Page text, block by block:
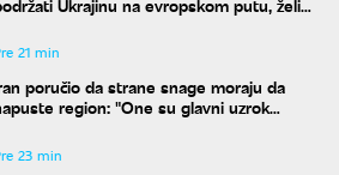
21 min
poručio da strane snage moraju da
region: "One su glavni uzrok
23 min